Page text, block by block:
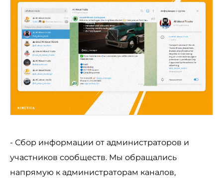
- Сбор информации от администраторов и
участников сообществ. Мы обращались
напрямую к администраторам каналов,